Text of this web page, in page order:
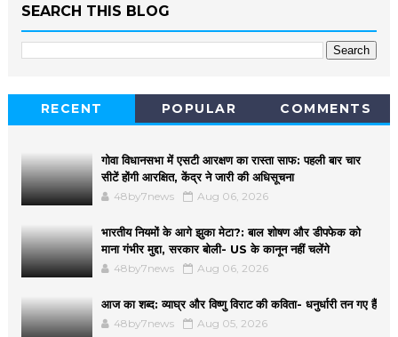
SEARCH THIS BLOG
RECENT POPULAR COMMENTS
गोवा विधानसभा में एसटी आरक्षण का रास्ता साफ: पहली बार चार
सीटें होंगी आरक्षित, केंद्र ने जारी की अधिसूचना
48by7news Aug 06, 2026
भारतीय नियमों के आगे झुका मेटा?: बाल शोषण और डीपफेक को
माना गंभीर मुद्दा, सरकार बोली- US के कानून नहीं चलेंगे
48by7news Aug 06, 2026
आज का शब्द: व्याघ्र और विष्णु विराट की कविता- धनुर्धारी तन गए हैं
48by7news Aug 05, 2026